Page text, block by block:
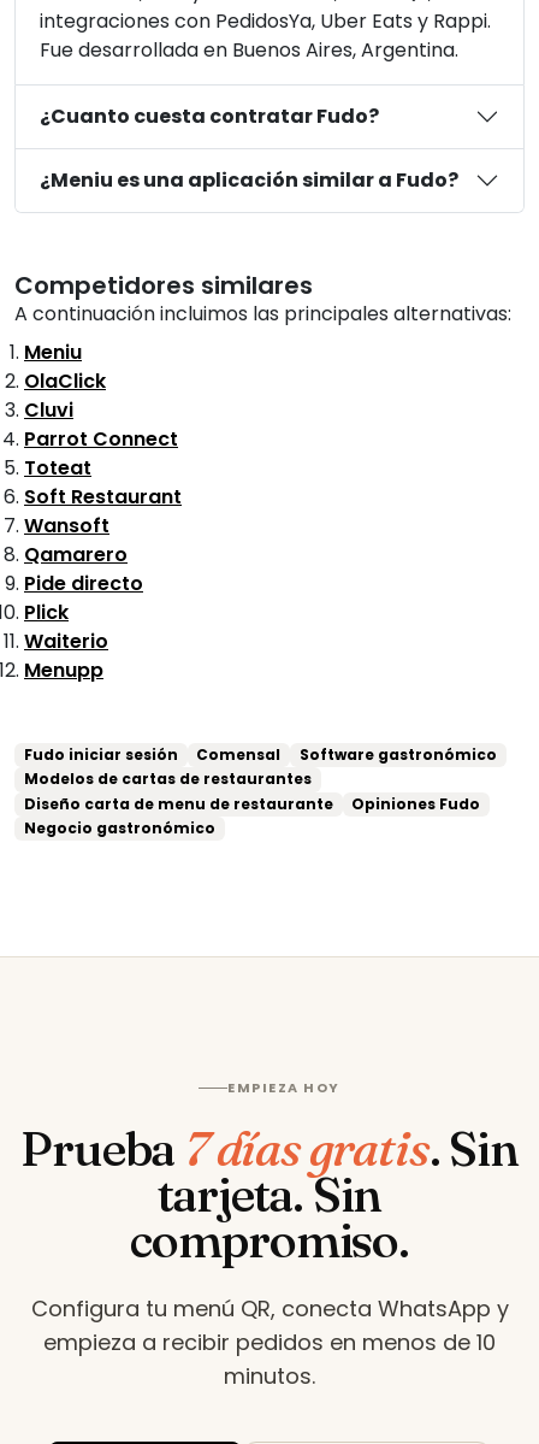
integraciones con PedidosYa, Uber Eats y Rappi.
Fue desarrollada en Buenos Aires, Argentina.
¿Cuanto cuesta contratar Fudo?
¿Meniu es una aplicación similar a Fudo?
Competidores similares
A continuación incluimos las principales alternativas:
Meniu
OlaClick
Cluvi
Parrot Connect
Toteat
Soft Restaurant
Wansoft
Qamarero
Pide directo
Plick
Waiterio
Menupp
Fudo iniciar sesión Comensal
Software gastronómico
Modelos de cartas de restaurantes
Diseño carta de menu de restaurante
Opiniones Fudo
Negocio gastronómico
EMPIEZA HOY
Prueba 7 días gratis. Sin
tarjeta. Sin
compromiso.
Configura tu menú QR, conecta WhatsApp y
empieza a recibir pedidos en menos de 10
minutos.